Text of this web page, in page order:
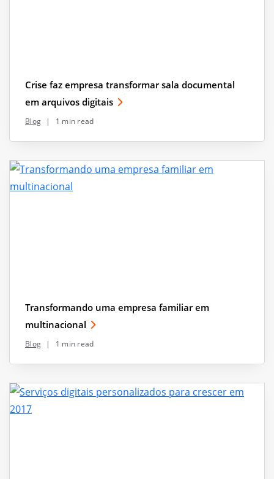
Crise faz empresa transformar sala documental
em arquivos digitais
Blog | 1 min read
Transformando uma empresa familiar em
multinacional
Blog | 1 min read